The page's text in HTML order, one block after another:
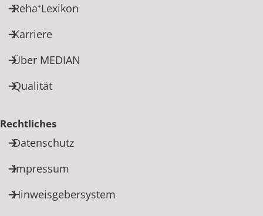
Reha⁺Lexikon
Karriere
Über MEDIAN
Qualität
Rechtliches
Datenschutz
Impressum
Hinweisgebersystem